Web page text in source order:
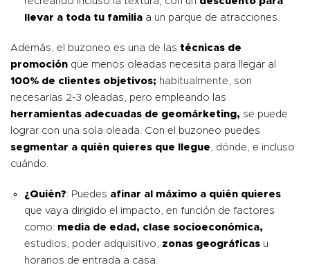
llevar a toda tu familia a un parque de atracciones.
Además, el buzoneo es una de las técnicas de
promoción que menos oleadas necesita para llegar al
100% de clientes objetivos; habitualmente, son
necesarias 2-3 oleadas, pero empleando las
herramientas adecuadas de geomárketing, se puede
lograr con una sola oleada. Con el buzoneo puedes
segmentar a quién quieres que llegue , dónde, e incluso
cuándo.
¿Quién?: Puedes afinar al máximo a quién quieres
que vaya dirigido el impacto, en función de factores
como: media de edad, clase socioeconómica,
estudios, poder adquisitivo, zonas geográficas u
horarios de entrada a casa.